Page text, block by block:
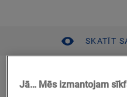
SKATĪT
SGMPC20321
Jā… Mēs izmantojam